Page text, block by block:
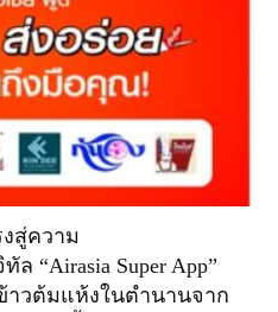
งสู่ความ
“Airasia Super App”
าวต้มแห้งในตำนานจาก